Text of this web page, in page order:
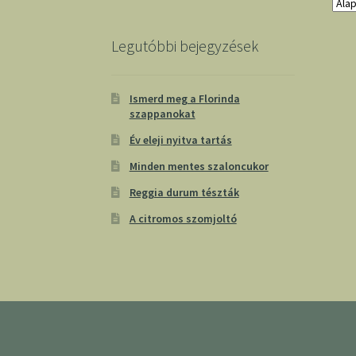
Legutóbbi bejegyzések
Ismerd meg a Florinda
szappanokat
Év eleji nyitva tartás
Minden mentes szaloncukor
Reggia durum tészták
A citromos szomjoltó